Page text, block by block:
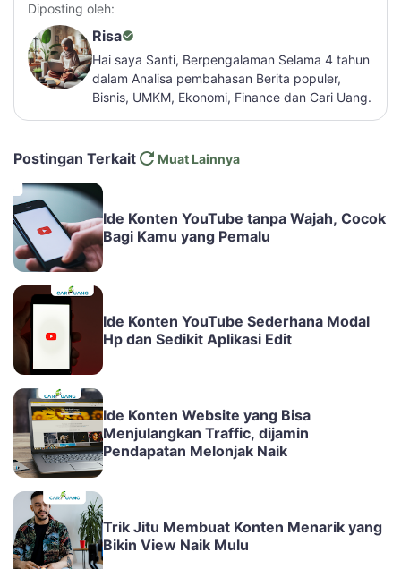
Diposting oleh:
Risa
Hai saya Santi, Berpengalaman Selama 4 tahun
dalam Analisa pembahasan Berita populer,
Bisnis, UMKM, Ekonomi, Finance dan Cari Uang.
Postingan Terkait Muat Lainnya
Ide Konten YouTube tanpa Wajah, Cocok
Bagi Kamu yang Pemalu
Ide Konten YouTube Sederhana Modal
Hp dan Sedikit Aplikasi Edit
Ide Konten Website yang Bisa
Menjulangkan Traffic, dijamin
Pendapatan Melonjak Naik
Trik Jitu Membuat Konten Menarik yang
Bikin View Naik Mulu